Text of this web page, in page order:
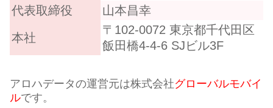
代表取締役 山本昌幸
本社
〒102-0072 東京都千代田区
飯田橋4-4-6 SJビル3F
アロハデータの運営元は株式会社グローバルモバイ
ルです。